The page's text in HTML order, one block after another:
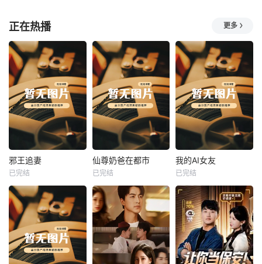
正在热播 更多
热播
邪王追妻
未知
邪王追妻
已完结
热播
未知
仙尊奶爸在都市
已完结
热播
我的AI女友
未知
我的AI女友
已完结